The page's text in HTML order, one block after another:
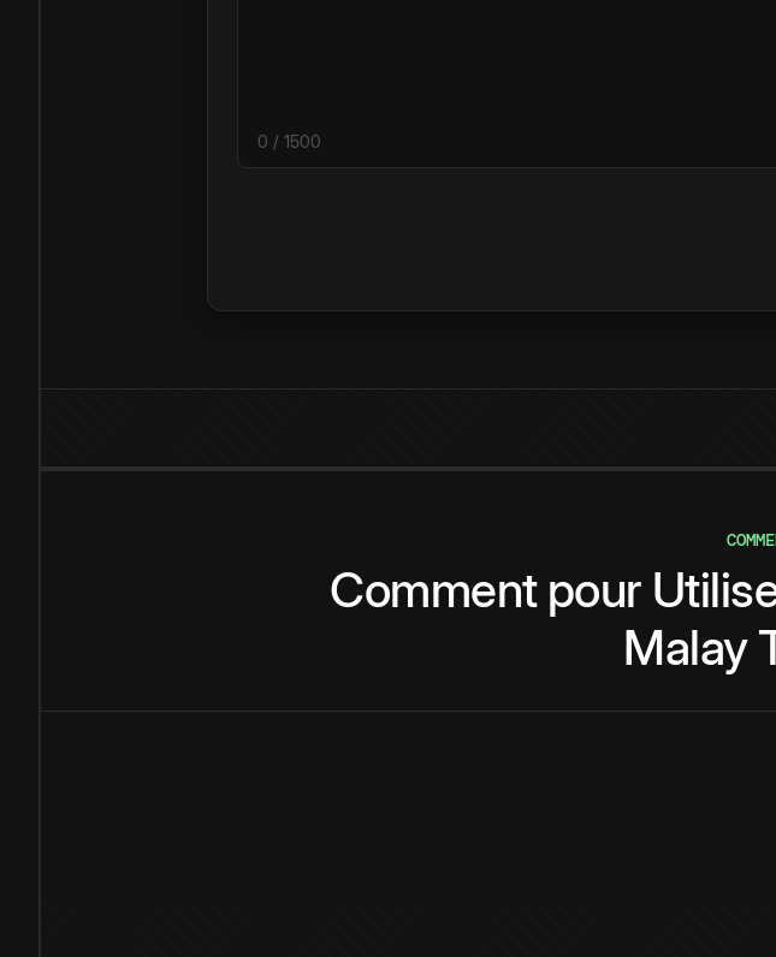
0 / 1500
Comment pour
Malay